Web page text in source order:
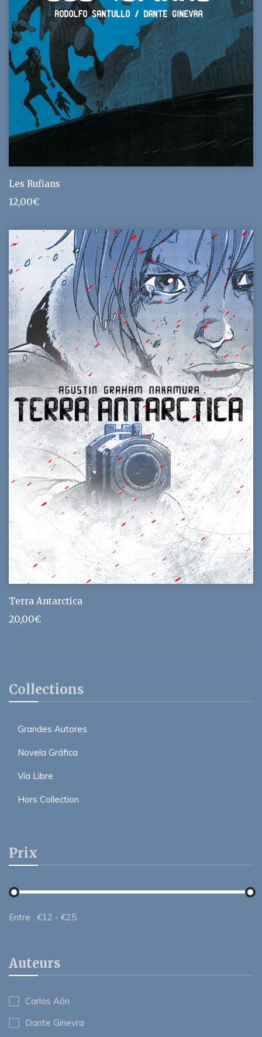
Collections
Grandes Autores
Novela Gráfica
Vía Libre
Hors Collection
Prix
Entre : €12 - €25
Auteurs
Carlos Aón
Dante Ginevra
Les Rufians
12,00€
Terra Antarctica
20,00€